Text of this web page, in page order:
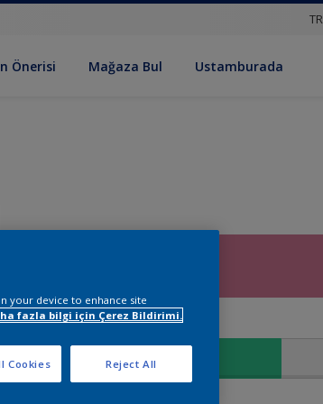
TR
Önerisi Mağaza Bul Ustamburada
Boyut
your device to enhance site
fazla bilgi için Çerez Bildirimi.
Reject All
Cookies